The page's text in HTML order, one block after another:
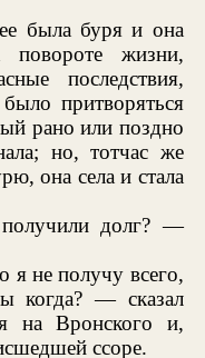
была буря и она
повороте жизни,
последствия,
притворяться
рано или поздно
но, тотчас же
она села и стала
долг? —
я не получу всего,
когда? — сказал
на Вронского и,
ссоре.